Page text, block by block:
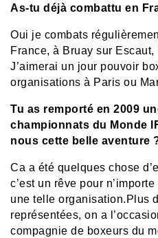
As-tu déjà combattu en
Oui je combats
France, à Bruay sur
J’aimerai un jour pouvoir
organisations à Paris ou
Tu as remporté en 2009
championnats du Monde
nous cette belle aventure
Ca a été quelques chose
c’est un rêve pour
une telle organisation.Plus
représentées, on a
compagnie de boxeurs du